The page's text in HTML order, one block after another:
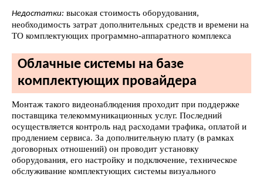
Недостатки: высокая стоимость оборудования,
необходимость затрат дополнительных средств и времени на
ТО комплектующих программно-аппаратного комплекса
Облачные системы на базе
комплектующих провайдера
Монтаж такого видеонаблюдения проходит при поддержке
поставщика телекоммуникационных услуг. Последний
осуществляется контроль над расходами трафика, оплатой и
продлением сервиса. За дополнительную плату (в рамках
договорных отношений) он проводит установку
оборудования, его настройку и подключение, техническое
обслуживание комплектующих системы визуального